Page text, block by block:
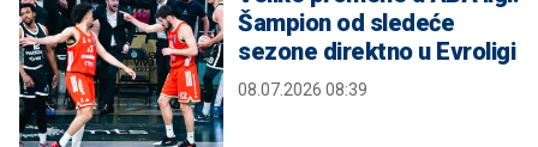
Šampion od sledeće
sezone direktno u Evroligi
08.07.2026 08:39